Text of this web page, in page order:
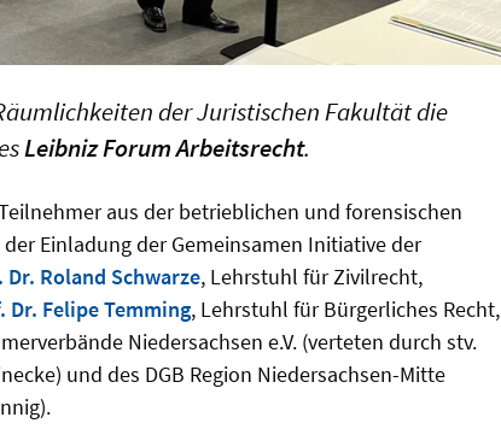
der Juristischen Fakultät die
Leibniz Forum Arbeitsrecht.
aus der betrieblichen und forensischen
Einladung der Gemeinsamen Initiative der
Dr. Roland Schwarze, Lehrstuhl für Zivilrecht,
Dr. Felipe Temming, Lehrstuhl für Bürgerliches Recht,
Niedersachsen e.V. (verteten durch stv.
und des DGB Region Niedersachsen-Mitte